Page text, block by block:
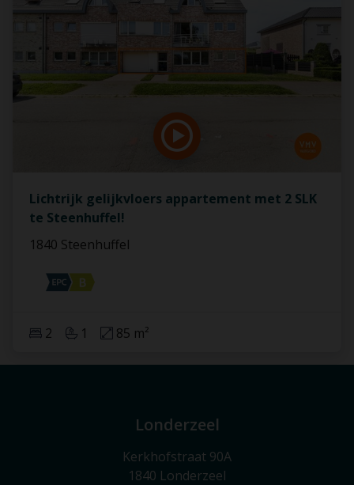
Lichtrijk gelijkvloers appartement met 2 SLK
te Steenhuffel!
1840 Steenhuffel
2 1 85 m²
Londerzeel
Kerkhofstraat 90A
1840 Londerzeel